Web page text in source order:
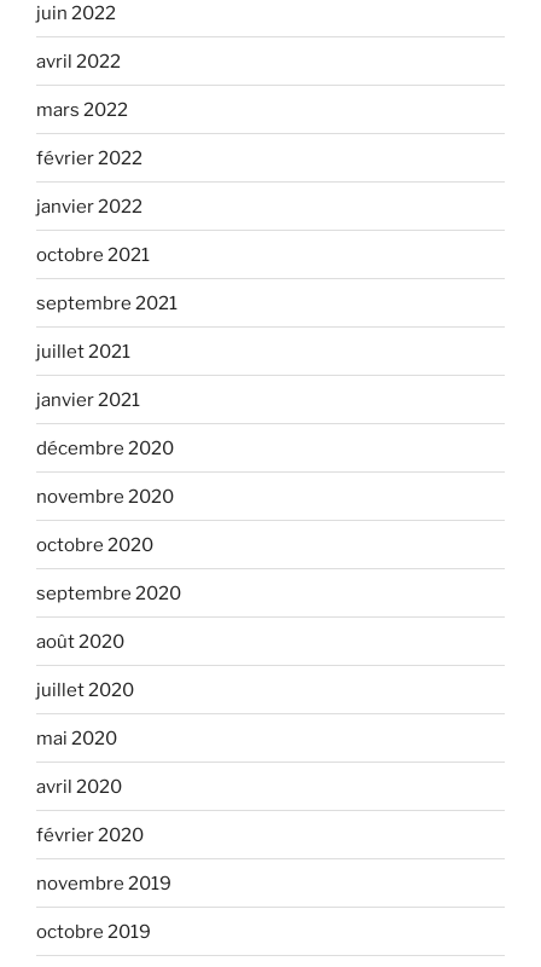
juin 2022
avril 2022
mars 2022
février 2022
janvier 2022
octobre 2021
septembre 2021
juillet 2021
janvier 2021
décembre 2020
novembre 2020
octobre 2020
septembre 2020
août 2020
juillet 2020
mai 2020
avril 2020
février 2020
novembre 2019
octobre 2019